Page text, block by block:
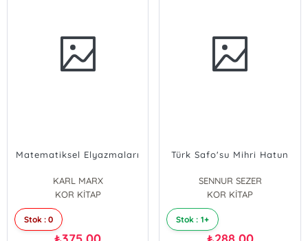
Matematiksel Elyazmaları
KARL MARX
KOR KİTAP
Stok : 0
Türk Safo'su Mihri Hatun
SENNUR SEZER
KOR KİTAP
Stok : 1+